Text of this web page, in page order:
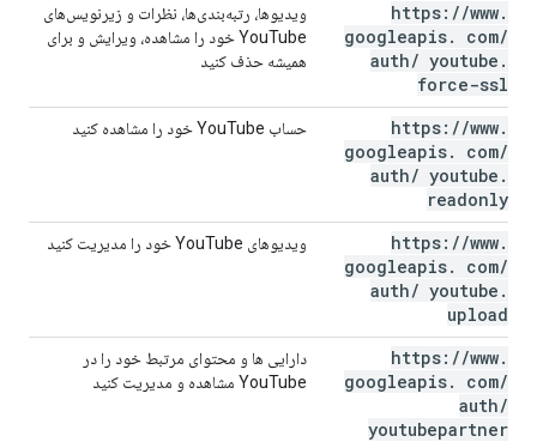
https: //www.
googleapis. com/
auth/ youtube .
force-ssl
ویدیوها، رتبه‌بندی‌ها، نظرات و زیرنویس‌های
YouTube خود را مشاهده، ویرایش و برای
همیشه حذف کنید
https: //www.
googleapis. com/
auth/ youtube .
readonly
حساب YouTube خود را مشاهده کنید
https: //www.
googleapis. com/
auth/ youtube .
upload
ویدیوهای YouTube خود را مدیریت کنید
https: //www.
googleapis. com/
auth/
youtubepartner
دارایی ها و محتوای مرتبط خود را در
YouTube مشاهده و مدیریت کنید